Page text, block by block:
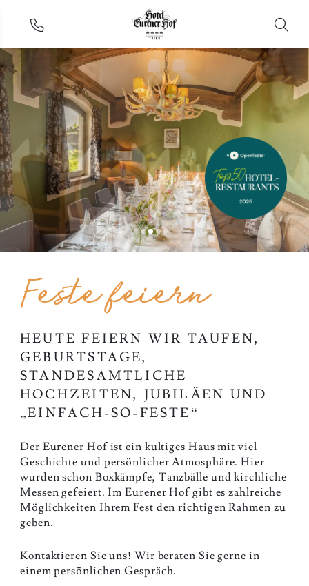
Feste feiern
​​​​HEUTE FEIERN WIR TAUFEN,
GEBURTSTAGE,
STANDESAMTLICHE
HOCHZEITEN, JUBILÄEN UND
„EINFACH-SO-FESTE“
Der Eurener Hof ist ein kultiges Haus mit viel
Geschichte und persönlicher Atmosphäre. Hier
wurden schon Boxkämpfe, Tanzbälle und kirchliche
Messen gefeiert. Im Eurener Hof gibt es zahlreiche
Möglichkeiten Ihrem Fest den richtigen Rahmen zu
geben.
Kontaktieren Sie uns! Wir beraten Sie gerne in
einem persönlichen Gespräch.